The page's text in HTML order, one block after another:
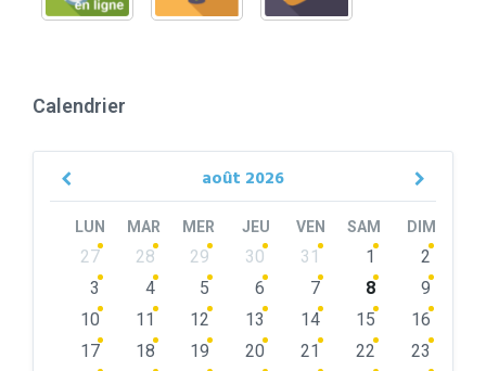
Calendrier
août 2026
Previous
LUN MAR MER JEU VEN SAM DIM
Skip
calendar
27 28 29 30 31 1
2
3
4 5 6 7 8
9
10
11 12 13 14 15
16
17
18 19 20 21 22
23